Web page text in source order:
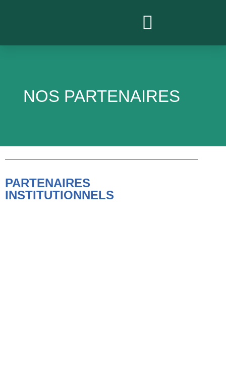
NOS PARTENAIRES
PARTENAIRES
INSTITUTIONNELS